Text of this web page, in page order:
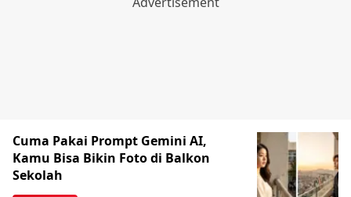
Cuma Pakai Prompt Gemini AI,
Kamu Bisa Bikin Foto di Balkon
Sekolah